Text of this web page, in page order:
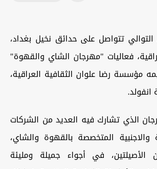
التوالي تتواصل على حدائق نخيل بغداد،
فعاليات "مهرجان الشاي والقهوة"
مؤسسة رضا علوان الثقافية العراقية،
الذي تشارك فيه العديد من الشركات
والاجنبية المتخصصة بالقهوة والشاي،
الأصيلتين، في أجواء جميلة ومليئة